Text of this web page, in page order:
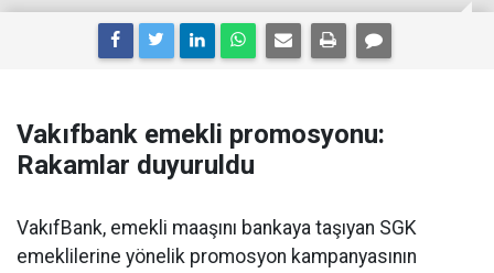
Vakıfbank emekli promosyonu:
Rakamlar duyuruldu
VakıfBank, emekli maaşını bankaya taşıyan SGK
emeklilerine yönelik promosyon kampanyasının